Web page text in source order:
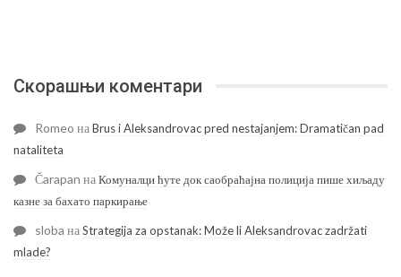
Скорашњи коментари
Romeo наBrus i Aleksandrovac pred nestajanjem: Dramatičan pad
nataliteta
Čarapan наКомуналци ћуте док саобраћајна полиција пише хиљаду
казне за бахато паркирање
sloba наStrategija za opstanak: Može li Aleksandrovac zadržati
mlade?